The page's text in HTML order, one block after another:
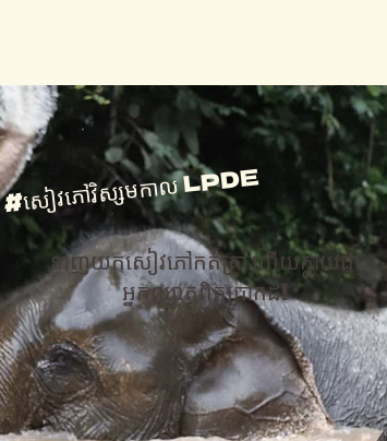
#សៀវភៅវិស្សមកាល LPDE
ទាញយកសៀវភៅកត់ត្រា ហើយក្លាយជា
អ្នកល្បាតពិតប្រាកដ!